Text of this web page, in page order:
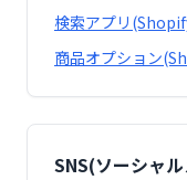
検索アプリ
商品オプション
SNS(ソーシャ